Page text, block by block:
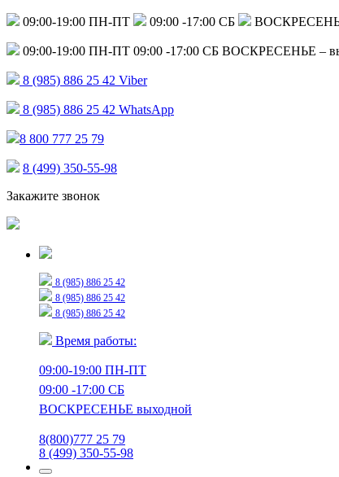
09:00-19:00 ПН-ПТ 09:00 -17:00 СБ
09:00-19:00 ПН-ПТ 09:00 -17:00 СБ ВОСКРЕСЕНЬЕ –
8 (985) 886 25 42 Viber
8 (985) 886 25 42 WhatsApp
8 800 777 25 79
8 (499) 350-55-98
Закажите звонок
8 (985) 886 25 42
8 (985) 886 25 42
8 (985) 886 25 42
Время работы:
09:00-19:00 ПН-ПТ
09:00 -17:00 СБ
ВОСКРЕСЕНЬЕ выходной
8(800)777 25 79
8 (499) 350-55-98